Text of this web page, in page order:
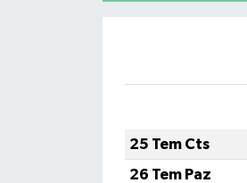
25 Tem Cts
26 Tem Paz